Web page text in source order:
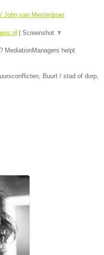
John van Merriënboer
Screenshot ▼
MediationManagers helpt
Buurt / stad of dorp,